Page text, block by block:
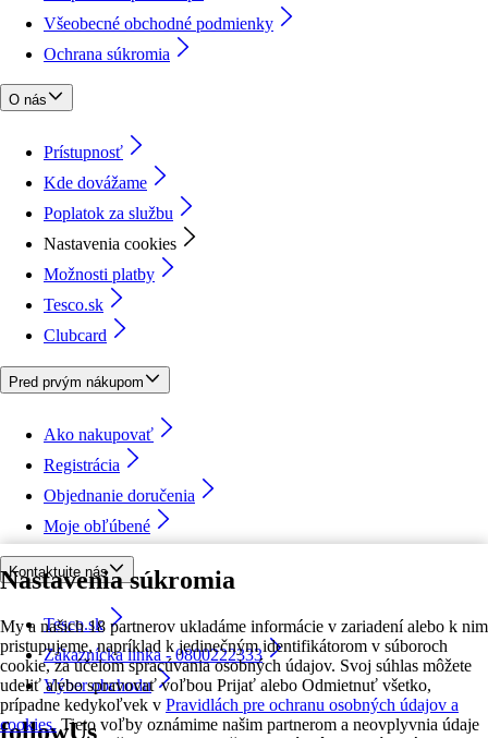
Nastavenia súkromia
My a našich 18 partnerov ukladáme informácie v zariadení alebo k nim
pristupujeme, napríklad k jedinečným identifikátorom v súboroch
cookie, za účelom spracúvania osobných údajov. Svoj súhlas môžete
udeliť alebo spravovať voľbou Prijať alebo Odmietnuť všetko,
prípadne kedykoľvek v Pravidlách pre ochranu osobných údajov a
cookies. Tieto voľby oznámime našim partnerom a neovplyvnia údaje
Všeobecné obchodné podmienky
Ochrana súkromia
O nás
Prístupnosť
Kde dovážame
Poplatok za službu
Nastavenia cookies
Možnosti platby
Tesco.sk
Clubcard
Pred prvým nákupom
Ako nakupovať
Registrácia
Objednanie doručenia
Moje obľúbené
Kontaktujte nás
Tesco.sk
Zákaznícka linka - 0800222333
Výber obchodu
followUs